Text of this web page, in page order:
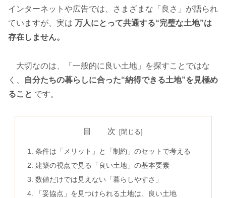
インターネットや広告では、さまざまな「良さ」が語られ
ていますが、実は 万人にとって共通する“完璧な土地”は
存在しません。
大切なのは、「一般的に良い土地」を探すことではな
く、
自分たちの暮らしに合った“納得できる土地”を見極め
ること です。
目 次
条件は「メリット」と「制約」のセットで考える
建築の視点で見る「良い土地」の基本要素
数値だけでは見えない「暮らしやすさ」
「妥協点」を見つけられる土地は、良い土地